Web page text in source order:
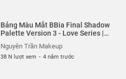
Bảng Màu Mắt BBia Final Shadow
Palette Version 3 - Love Series |
Nguyên Trần
Nguyên Trần Makeup
38 N lượt xem - 4 năm trước